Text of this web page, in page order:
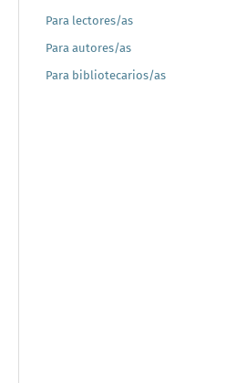
Para lectores/as
Para autores/as
Para bibliotecarios/as